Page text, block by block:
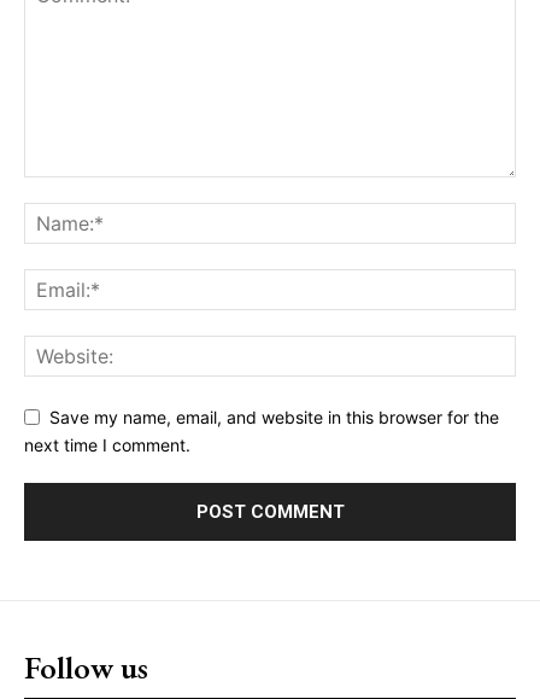
Save my name, email, and website in this browser for the
next time I comment.
Follow us